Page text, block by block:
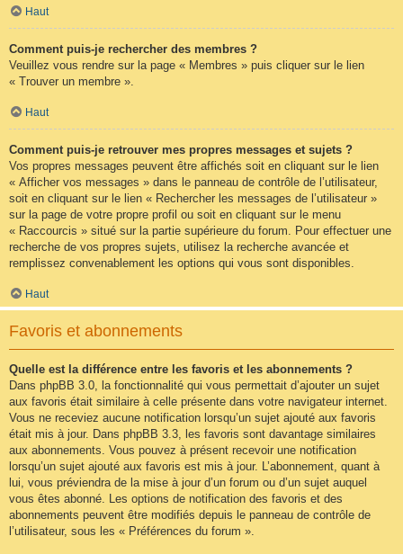
Haut
Comment puis-je rechercher des membres ?
Veuillez vous rendre sur la page « Membres » puis cliquer sur le lien
« Trouver un membre ».
Haut
Comment puis-je retrouver mes propres messages et sujets ?
Vos propres messages peuvent être affichés soit en cliquant sur le lien
« Afficher vos messages » dans le panneau de contrôle de l’utilisateur,
soit en cliquant sur le lien « Rechercher les messages de l’utilisateur »
sur la page de votre propre profil ou soit en cliquant sur le menu
« Raccourcis » situé sur la partie supérieure du forum. Pour effectuer une
recherche de vos propres sujets, utilisez la recherche avancée et
remplissez convenablement les options qui vous sont disponibles.
Haut
Favoris et abonnements
Quelle est la différence entre les favoris et les abonnements ?
Dans phpBB 3.0, la fonctionnalité qui vous permettait d’ajouter un sujet
aux favoris était similaire à celle présente dans votre navigateur internet.
Vous ne receviez aucune notification lorsqu’un sujet ajouté aux favoris
était mis à jour. Dans phpBB 3.3, les favoris sont davantage similaires
aux abonnements. Vous pouvez à présent recevoir une notification
lorsqu’un sujet ajouté aux favoris est mis à jour. L’abonnement, quant à
lui, vous préviendra de la mise à jour d’un forum ou d’un sujet auquel
vous êtes abonné. Les options de notification des favoris et des
abonnements peuvent être modifiés depuis le panneau de contrôle de
l’utilisateur, sous les « Préférences du forum ».